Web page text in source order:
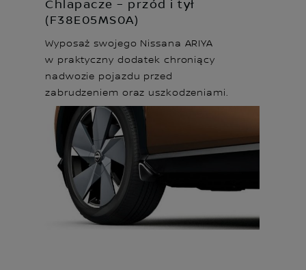
Chlapacze – przód i tył
(F38E05MS0A)
Wyposaż swojego Nissana ARIYA
w praktyczny dodatek chroniący
nadwozie pojazdu przed
zabrudzeniem oraz uszkodzeniami.